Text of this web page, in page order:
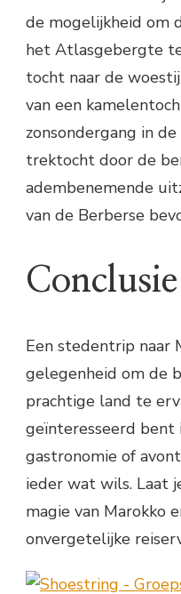
de mogelijkheid om
het Atlasgebergte
tocht naar de
van een
zonsondergang in
trektocht door de
adembenemende
van de Berberse
Conclusie
Een stedentrip naar
gelegenheid om de
prachtige land te
geïnteresseerd bent
gastronomie of
ieder wat wils. Laat
magie van Marokko
onvergetelijke